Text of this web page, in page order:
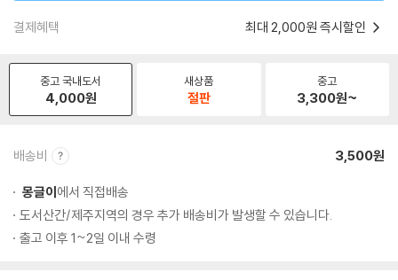
결제혜택 최대 2,000원 즉시할인
중고 국내도서
4,000원
새상품
절판
중고
3,300원~
배송비 3,500원
몽글이에서 직접배송
도서산간/제주지역의 경우 추가 배송비가 발생할 수 있습니다.
출고 이후 1~2일 이내 수령